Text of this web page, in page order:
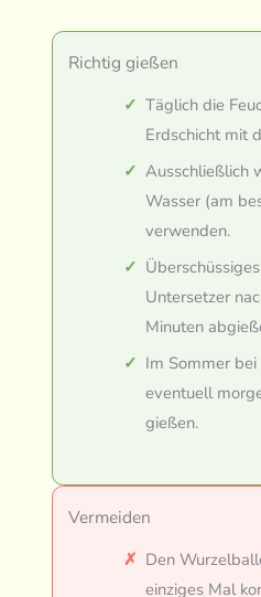
Richtig gießen
Täglich die
Erdschicht mit
Ausschließlich
Wasser (am
verwenden.
Untersetzer
Minuten
Im Sommer
eventuell
gießen.
Vermeiden
Den
einziges Mal